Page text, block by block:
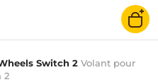
Switch 2 Volant pour
2